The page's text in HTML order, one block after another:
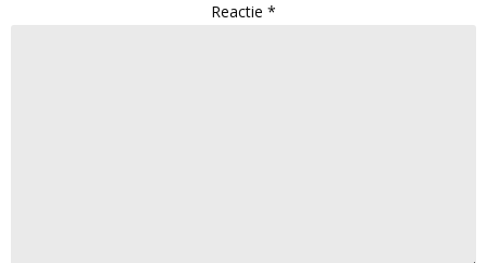
Reactie *